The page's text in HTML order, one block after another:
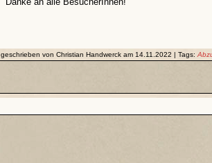
geschrieben von Christian Handwerck am 14.11.2022 | Tags: